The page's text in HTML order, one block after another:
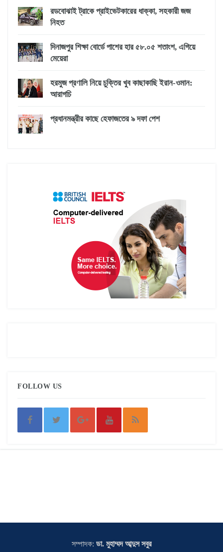
রডবোঝাই ট্রাকে প্রাইভেটকারের ধাক্কা, সহকারী জজ
নিহত
দিনাজপুর শিক্ষা বোর্ডে পাশের হার ৫৮.০৫ শতাংশ, এগিয়ে
মেয়েরা
হরমুজ প্রণালি নিয়ে চুক্তির খুব কাছাকাছি ইরান-ওমান:
আরাগচি
প্রধানমন্ত্রীর কাছে হেফাজতের ৯ দফা পেশ
FOLLOW US
সম্পাদক: ডা. মুহাম্মদ আব্দুস সবুর